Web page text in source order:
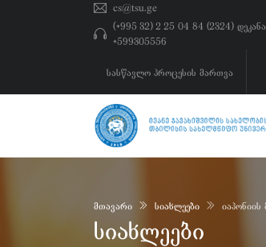
cs@tsu.ge
(+995 32) 2 25 04 84 (2324)
+599305556
სასწავლო პროცესის მართვა
მთავარი სიახლეები
სიახლეები